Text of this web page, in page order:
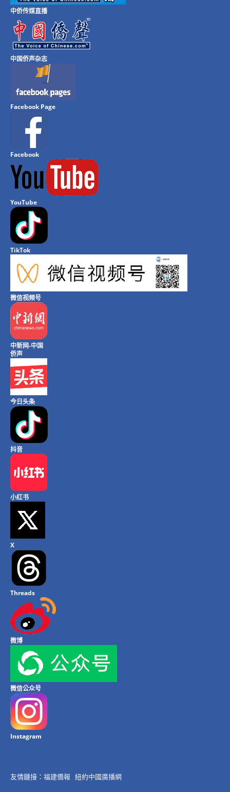
中侨传媒直播
中国侨声杂志
Facebook Page
Facebook
YouTube
TikTok
微信视频号
中新网-中国
侨声
今日头条
抖音
小红书
X
Threads
微博
微信公众号
Instagram
友情鏈接： 福建僑報 紐約中國廣播網